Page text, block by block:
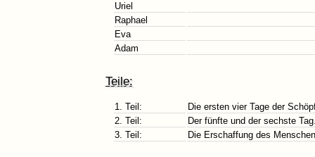
Uriel
Raphael
Eva
Adam
Teile:
1. Teil:
Die ersten vier Tage der
2. Teil:
Der fünfte und der sechste
3. Teil:
Die Erschaffung des